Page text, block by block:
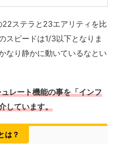
ステラと23エアリティを比
スピードは1/3以下となりま
なり静かに動いているなとい
レート機能の事を「インフ
しています。
は？